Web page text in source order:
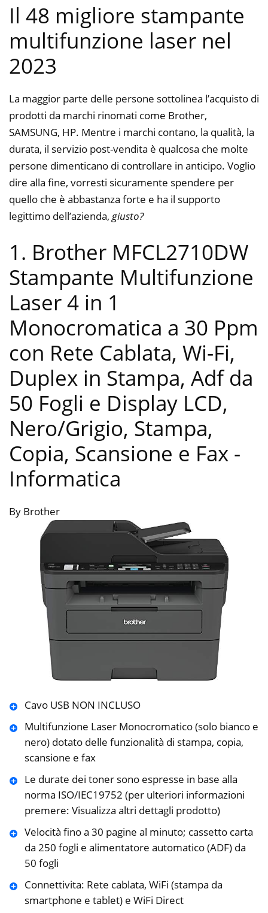
Il 48 migliore stampante
multifunzione laser nel
2023
La maggior parte delle persone sottolinea l’acquisto di
prodotti da marchi rinomati come Brother,
SAMSUNG, HP. Mentre i marchi contano, la qualità, la
durata, il servizio post-vendita è qualcosa che molte
persone dimenticano di controllare in anticipo. Voglio
dire alla fine, vorresti sicuramente spendere per
quello che è abbastanza forte e ha il supporto
legittimo dell’azienda, giusto?
1. Brother MFCL2710DW
Stampante Multifunzione
Laser 4 in 1
Monocromatica a 30 Ppm
con Rete Cablata, Wi-Fi,
Duplex in Stampa, Adf da
50 Fogli e Display LCD,
Nero/Grigio, Stampa,
Copia, Scansione e Fax -
Informatica
By Brother
Cavo USB NON INCLUSO
Multifunzione Laser Monocromatico (solo bianco e
nero) dotato delle funzionalità di stampa, copia,
scansione e fax
Le durate dei toner sono espresse in base alla
norma ISO/IEC19752 (per ulteriori informazioni
premere: Visualizza altri dettagli prodotto)
Velocità fino a 30 pagine al minuto; cassetto carta
da 250 fogli e alimentatore automatico (ADF) da
50 fogli
Connettivita: Rete cablata, WiFi (stampa da
smartphone e tablet) e WiFi Direct